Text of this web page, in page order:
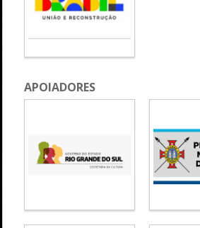
APOIADORES